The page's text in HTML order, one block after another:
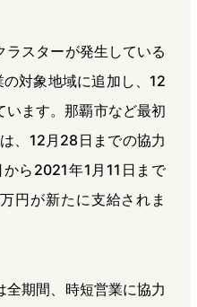
スターが発生している
対象地域に追加し、12
ます。那覇市など最初
、12月28日までの協力
ら2021年1月11日まで
円が新たに支給されま
全期間、時短営業に協力